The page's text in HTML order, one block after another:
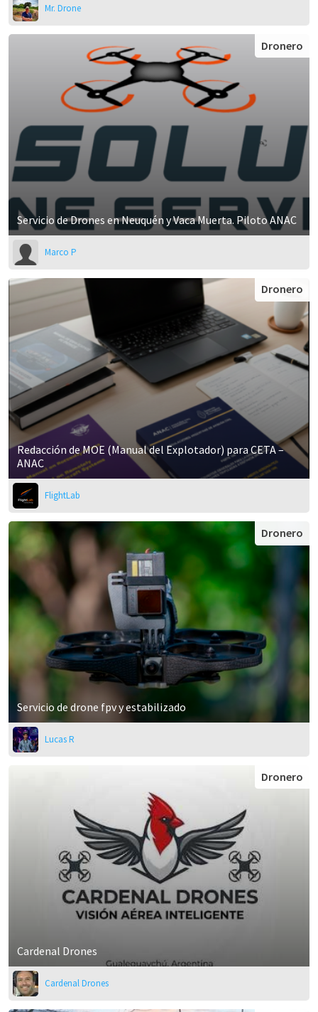
Mr. Drone
Servicio de Drones en Neuquén y Vaca Muerta. Piloto ANAC
Dronero
Marco P
Redacción de MOE (Manual del Explotador) para CETA –
ANAC
Dronero
FlightLab
Servicio de drone fpv y estabilizado
Dronero
Lucas R
Cardenal Drones
Dronero
Cardenal Drones